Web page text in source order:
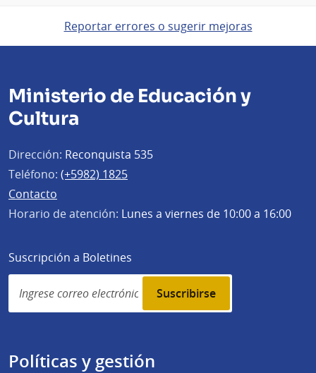
Reportar errores o sugerir mejoras
Ministerio de Educación y
Cultura
Dirección: Reconquista 535
Teléfono: (+5982) 1825
Contacto
Horario de atención: Lunes a viernes de 10:00 a 16:00
Suscripción a Boletines
Simplenews
subscription
Políticas y gestión